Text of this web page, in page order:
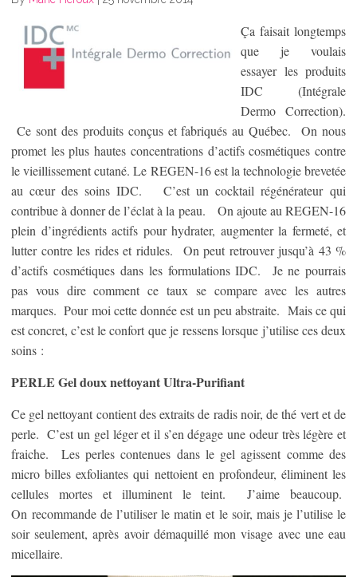
Ça faisait longtemps
que je voulais
essayer les produits
IDC (Intégrale
Dermo Correction).
Ce sont des produits conçus et fabriqués au Québec. On nous
promet les plus hautes concentrations d’actifs cosmétiques contre
le vieillissement cutané. Le REGEN-16 est la technologie brevetée
au cœur des soins IDC. C’est un cocktail régénérateur qui
contribue à donner de l’éclat à la peau. On ajoute au REGEN-16
plein d’ingrédients actifs pour hydrater, augmenter la fermeté, et
lutter contre les rides et ridules. On peut retrouver jusqu’à 43 %
d’actifs cosmétiques dans les formulations IDC. Je ne pourrais
pas vous dire comment ce taux se compare avec les autres
marques. Pour moi cette donnée est un peu abstraite. Mais ce qui
est concret, c’est le confort que je ressens lorsque j’utilise ces deux
soins :
PERLE Gel doux nettoyant Ultra-Purifiant
Ce gel nettoyant contient des extraits de radis noir, de thé vert et de
perle. C’est un gel léger et il s’en dégage une odeur très légère et
fraiche. Les perles contenues dans le gel agissent comme des
micro billes exfoliantes qui nettoient en profondeur, éliminent les
cellules mortes et illuminent le teint. J’aime beaucoup.
On recommande de l’utiliser le matin et le soir, mais je l’utilise le
soir seulement, après avoir démaquillé mon visage avec une eau
micellaire.